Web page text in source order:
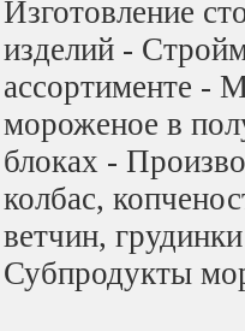
Изготовление
изделий -
ассортименте -
мороженое в
блоках -
колбас,
ветчин,
Субпродукты